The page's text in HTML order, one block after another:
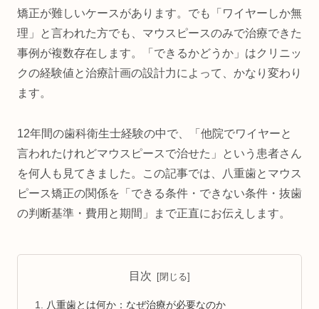
矯正が難しいケースがあります。でも「ワイヤーしか無
理」と言われた方でも、マウスピースのみで治療できた
事例が複数存在します。「できるかどうか」はクリニッ
クの経験値と治療計画の設計力によって、かなり変わり
ます。
12年間の歯科衛生士経験の中で、「他院でワイヤーと
言われたけれどマウスピースで治せた」という患者さん
を何人も見てきました。この記事では、八重歯とマウス
ピース矯正の関係を「できる条件・できない条件・抜歯
の判断基準・費用と期間」まで正直にお伝えします。
目次
八重歯とは何か：なぜ治療が必要なのか